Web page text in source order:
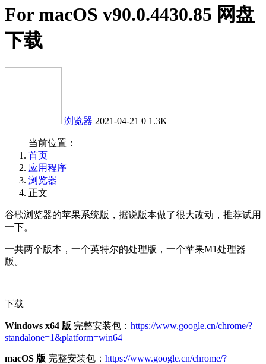
For macOS v90.0.4430.85 网盘
下载
浏览器 2021-04-21 0 1.3K
当前位置：
首页
应用程序
浏览器
正文
谷歌浏览器的苹果系统版，据说版本做了很大改动，推荐试用
一下。
一共两个版本，一个英特尔的处理版，一个苹果M1处理器
版。
下载
Windows x64 版 完整安装包： https://www.google.cn/chrome/?
standalone=1&platform=win64
macOS 版 完整安装包： https://www.google.cn/chrome/?